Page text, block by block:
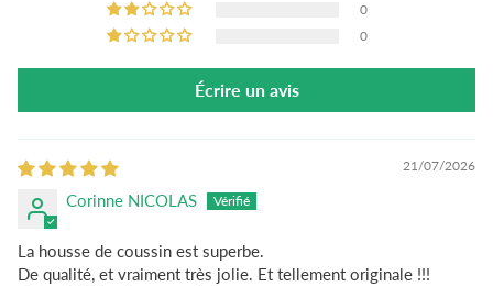
0
0
Écrire un avis
21/07/2026
Corinne NICOLAS
La housse de coussin est superbe.
De qualité, et vraiment très jolie. Et tellement originale !!!